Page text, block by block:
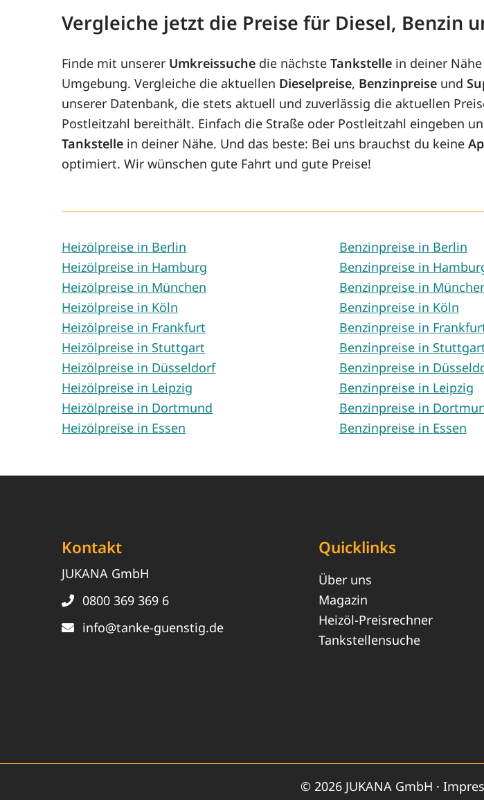
Vergleiche jetzt die Preise für Diesel, Benzin
Finde mit unserer Umkreissuche die nächsteTankstelle in deiner
Umgebung. Vergleiche die aktuellen Dieselpreise, Benzinpreise und
unserer Datenbank, die stets aktuell und zuverlässig die aktuellen
Postleitzahl bereithält. Einfach die Straße oder Postleitzahl eingeben
Tankstelle in deiner Nähe. Und das beste: Bei uns brauchst du keine
optimiert. Wir wünschen gute Fahrt und gute Preise!
Heizölpreise in Berlin
Heizölpreise in Hamburg
Heizölpreise in München
Heizölpreise in Köln
Heizölpreise in Frankfurt
Heizölpreise in Stuttgart
Heizölpreise in Düsseldorf
Heizölpreise in Leipzig
Heizölpreise in Dortmund
Heizölpreise in Essen
Benzinpreise in Berlin
Benzinpreise in
Benzinpreise in
Benzinpreise in Köln
Benzinpreise in
Benzinpreise in
Benzinpreise in
Benzinpreise in Leipzig
Benzinpreise in
Benzinpreise in Essen
Kontakt
JUKANA GmbH
0800 369 369 6
info@tanke-guenstig.de
Quicklinks
Über uns
Magazin
Heizöl-Preisrechner
Tankstellensuche
© 2026 JUKANA GmbH ·